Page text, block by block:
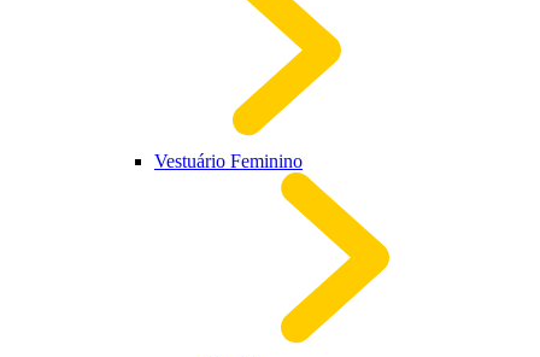
Vestuário Feminino